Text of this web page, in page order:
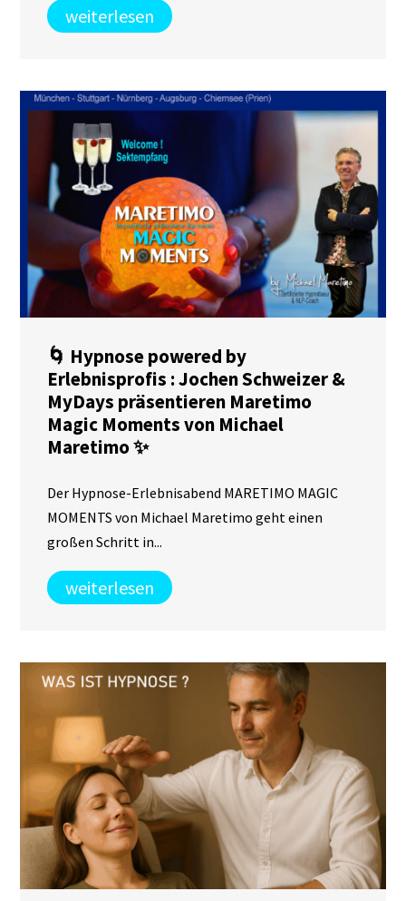
weiterlesen
🌀 Hypnose powered by
Erlebnisprofis : Jochen Schweizer &
MyDays präsentieren Maretimo
Magic Moments von Michael
Maretimo ✨
Der Hypnose-Erlebnisabend MARETIMO MAGIC
MOMENTS von Michael Maretimo geht einen
großen Schritt in...
weiterlesen